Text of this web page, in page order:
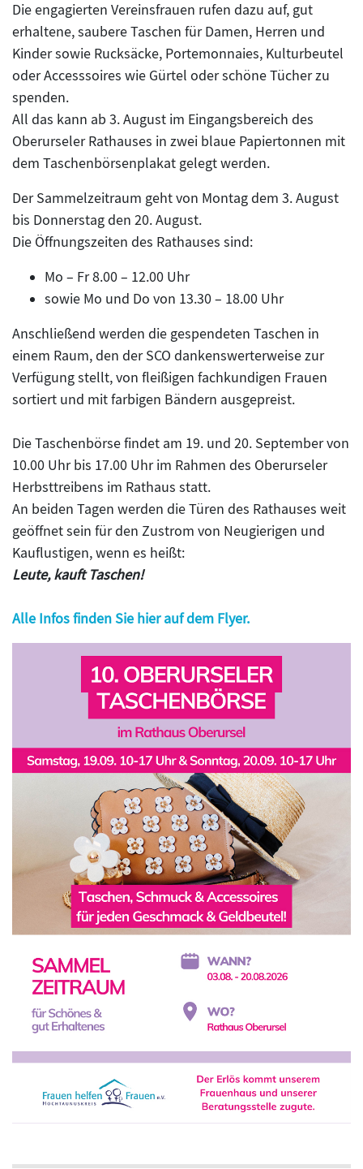
Die engagierten Vereinsfrauen rufen dazu auf, gut
erhaltene, saubere Taschen für Damen, Herren und
Kinder sowie Rucksäcke, Portemonnaies, Kulturbeutel
oder Accesssoires wie Gürtel oder schöne Tücher zu
spenden.
All das kann ab 3. August im Eingangsbereich des
Oberurseler Rathauses in zwei blaue Papiertonnen mit
dem Taschenbörsenplakat gelegt werden.
Der Sammelzeitraum geht von Montag dem 3. August
bis Donnerstag den 20. August.
Die Öffnungszeiten des Rathauses sind:
Mo – Fr 8.00 – 12.00 Uhr
sowie Mo und Do von 13.30 – 18.00 Uhr
Anschließend werden die gespendeten Taschen in
einem Raum, den der SCO dankenswerterweise zur
Verfügung stellt, von fleißigen fachkundigen Frauen
sortiert und mit farbigen Bändern ausgepreist.
Die Taschenbörse findet am 19. und 20. September von
10.00 Uhr bis 17.00 Uhr im Rahmen des Oberurseler
Herbsttreibens im Rathaus statt.
An beiden Tagen werden die Türen des Rathauses weit
geöffnet sein für den Zustrom von Neugierigen und
Kauflustigen, wenn es heißt:
Leute, kauft Taschen!
Alle Infos finden Sie hier auf dem Flyer.